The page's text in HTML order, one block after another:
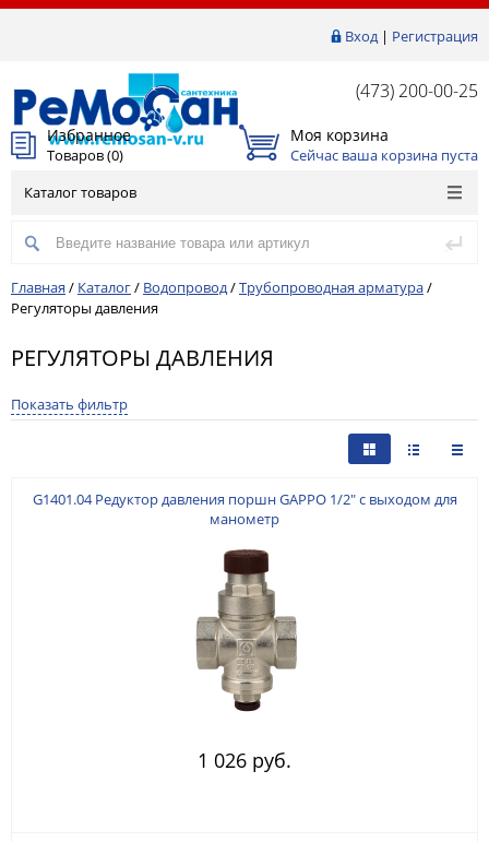
Вход| Регистрация
(473) 200-00-25
Избранное
Товаров (0)
Моя корзина
Сейчас ваша корзина пуста
Каталог товаров
Главная / Каталог/ Водопровод/Трубопроводная арматура/
Регуляторы давления
РЕГУЛЯТОРЫ ДАВЛЕНИЯ
Показать фильтр
G1401.04 Редуктор давления поршн GAPPO 1/2" с выходом для
манометр
1 026 руб.